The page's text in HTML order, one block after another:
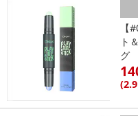
【仕様】
商品サイズ：(約)底面直径
材質：本体／ポリエチレンテ
蓋・ストラップ／ポリプ
容量：550ml
カラー/ブルー・パープル・
たします。お色の指定はでき
【
ト
グ
(2